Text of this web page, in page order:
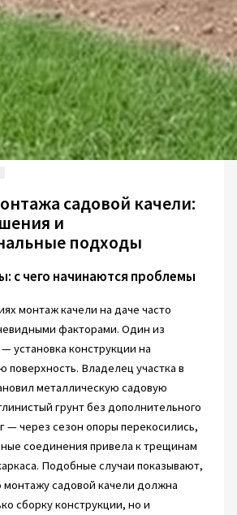
садовой качели:
и
подходы
с чего начинаются проблемы
монтаж качели на даче часто
факторами. Один из
установка конструкции на
поверхность. Владелец участка в
металлическую садовую
грунт без дополнительного
— через сезон опоры перекосились,
соединения привела к трещинам
Подобные случаи показывают,
монтажу садовой качели должна
сборку конструкции, но и